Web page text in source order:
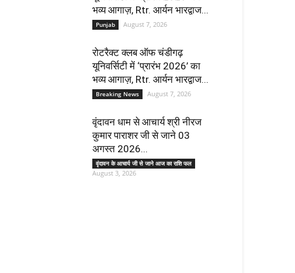
भव्य आगाज़, Rtr. आर्यन भारद्वाज...
Punjab August 7, 2026
रोटरैक्ट क्लब ऑफ चंडीगढ़
यूनिवर्सिटी में ‘प्रारंभ 2026’ का
भव्य आगाज़, Rtr. आर्यन भारद्वाज...
Breaking News August 7, 2026
वृंदावन धाम से आचार्य श्री नीरज
कुमार पाराशर जी से जाने 03
अगस्त 2026...
वृंदावन के आचार्य जी से जाने आज का राशि फल
August 3, 2026